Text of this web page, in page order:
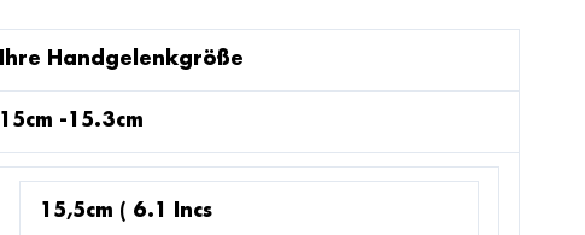
Ihre Handgelenkgröße
15cm -15.3cm
15,5cm ( 6.1 Incs